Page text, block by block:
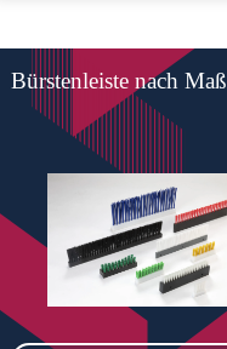
Bürstenleiste nach Maß